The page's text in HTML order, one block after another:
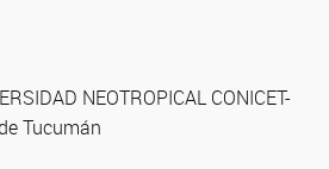
NEOTROPICAL CONICET-
Tucumán